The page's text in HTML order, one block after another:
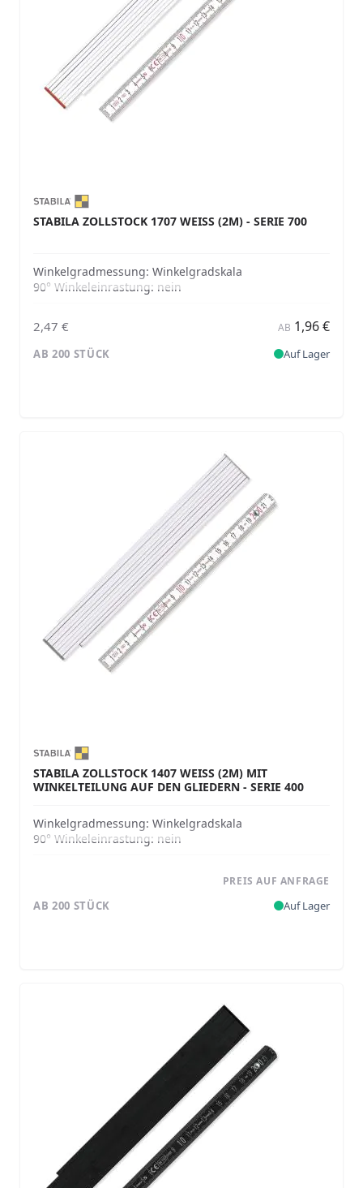
STABILA ZOLLSTOCK 1707 WEISS (2M) - SERIE 700
Winkelgradmessung: Winkelgradskala
90° Winkeleinrastung: nein
2,47 € AB 1,96 €
AB 200 STÜCK Auf Lager
STABILA ZOLLSTOCK 1407 WEISS (2M) MIT W
INKELTEILUNG AUF DEN GLIEDERN - SERIE 400
Winkelgradmessung: Winkelgradskala
90° Winkeleinrastung: nein
PREIS AUF ANFRAGE
AB 200 STÜCK Auf Lager